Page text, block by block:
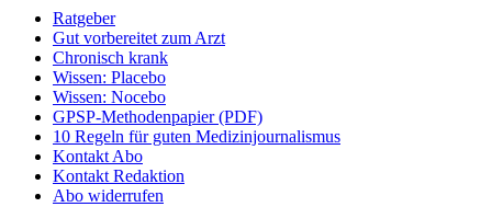
Ratgeber
Gut vorbereitet zum Arzt
Chronisch krank
Wissen: Placebo
Wissen: Nocebo
GPSP-Methodenpapier (PDF)
10 Regeln für guten Medizinjournalismus
Kontakt Abo
Kontakt Redaktion
Abo widerrufen